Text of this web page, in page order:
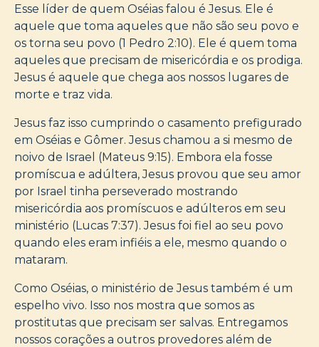
Esse líder de quem Oséias falou é Jesus. Ele é
aquele que toma aqueles que não são seu povo e
os torna seu povo (1 Pedro 2:10). Ele é quem toma
aqueles que precisam de misericórdia e os prodiga.
Jesus é aquele que chega aos nossos lugares de
morte e traz vida.
Jesus faz isso cumprindo o casamento prefigurado
em Oséias e Gômer. Jesus chamou a si mesmo de
noivo de Israel (Mateus 9:15). Embora ela fosse
promíscua e adúltera, Jesus provou que seu amor
por Israel tinha perseverado mostrando
misericórdia aos promíscuos e adúlteros em seu
ministério (Lucas 7:37). Jesus foi fiel ao seu povo
quando eles eram infiéis a ele, mesmo quando o
mataram.
Como Oséias, o ministério de Jesus também é um
espelho vivo. Isso nos mostra que somos as
prostitutas que precisam ser salvas. Entregamos
nossos corações a outros provedores além de